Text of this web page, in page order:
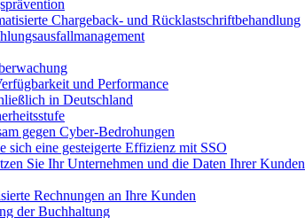
Chargeback- und Rücklastschriftbehandlung
und Performance
in Deutschland
gegen Cyber-Bedrohungen
sich eine gesteigerte Effizienz mit SSO
Sie Ihr Unternehmen und die Daten Ihrer Kunden
Rechnungen an Ihre Kunden
der Buchhaltung